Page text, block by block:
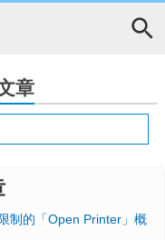
章
制的「Open Printer」概